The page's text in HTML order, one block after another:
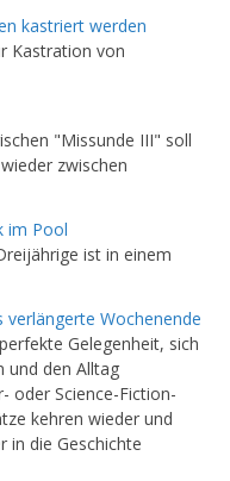
kastriert werden
Kastration von
"Missunde III" soll
zwischen
im Pool
ist in einem
verlängerte Wochenende
Gelegenheit, sich
und den Alltag
oder Science-Fiction-
kehren wieder und
in die Geschichte